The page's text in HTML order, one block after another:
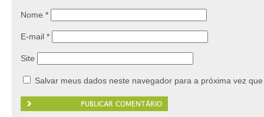
Nome *
E-mail *
Site
Salvar meus dados neste navegador para a próxima vez